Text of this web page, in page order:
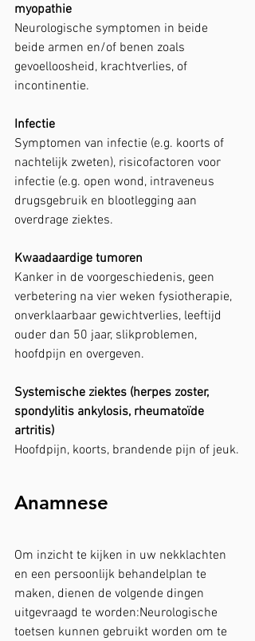
myopathie
Neurologische symptomen in beide
beide armen en/of benen zoals
gevoelloosheid, krachtverlies, of
incontinentie.
Infectie
Symptomen van infectie (e.g. koorts of
nachtelijk zweten), risicofactoren voor
infectie (e.g. open wond, intraveneus
drugsgebruik en blootlegging aan
overdrage ziektes.
Kwaadaardige tumoren
Kanker in de voorgeschiedenis, geen
verbetering na vier weken fysiotherapie,
onverklaarbaar gewichtverlies, leeftijd
ouder dan 50 jaar, slikproblemen,
hoofdpijn en overgeven.
Systemische ziektes (herpes zoster,
spondylitis ankylosis, rheumatoïde
artritis)
Hoofdpijn, koorts, brandende pijn of jeuk.
Anamnese
Om inzicht te kijken in uw nekklachten
en een persoonlijk behandelplan te
maken, dienen de volgende dingen
uitgevraagd te worden:Neurologische
toetsen kunnen gebruikt worden om te